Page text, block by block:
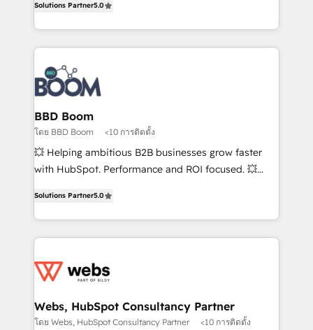
customer engagement.
measurable, scalable growth. From onboarding to
enterprise-grade campaigns, our in-house team
builds scalable strategies that drive long-term
revenue. ⚙️ HubSpot Integration & Optimization •
Seamless CRM, CMS, and automation setup •
Complex platform migrations and data cleanups •
Custom APIs and third-party integrations 📈 End-to-
End Revenue Acceleration • Lifecycle marketing and
pipeline growth programs • Sales enablement tools
and CRM optimization • Retention strategies with
Execution • 750+ onboardings and 2,000+
implementations • Deep expertise across marketing,
Solutions Partner5.0
BBD Boom
โดย BBD Boom <10 การติดตั้ง
💥 Helping ambitious B2B businesses grow faster
with HubSpot. Performance and ROI focused. 💥
to HubSpot Better. We work with your teams to
solve all your HubSpot challenges and improve user
adoption, sales process and marketing results.
the first time 🔧 Designing and optimising your
and build using HubSpot 🔌 Integrating HubSpot
with other systems 🎓 Training your teams to be
Solutions Partner5.0
Webs, HubSpot Consultancy Partner
โดย Webs, HubSpot Consultancy Partner <10 การติดตั้ง